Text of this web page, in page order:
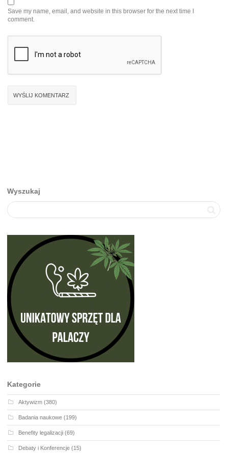
Save my name, email, and website in this browser for the next time I
comment.
Wyszukaj
Kategorie
Aktywizm (380)
Badania naukowe (199)
Benefity legalizacji (69)
Debaty i Konferencje (15)